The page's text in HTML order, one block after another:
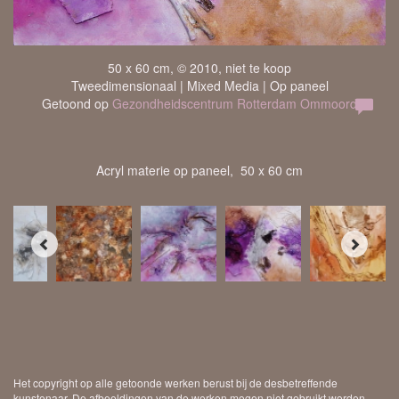
50 x 60 cm, © 2010, niet te koop
Tweedimensionaal | Mixed Media | Op paneel
Getoond op Gezondheidscentrum Rotterdam Ommoord
Acryl materie op paneel, 50 x 60 cm
Het copyright op alle getoonde werken berust bij de desbetreffende